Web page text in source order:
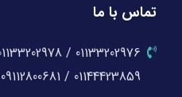
تماس با ما
01144423859 / 09112800681